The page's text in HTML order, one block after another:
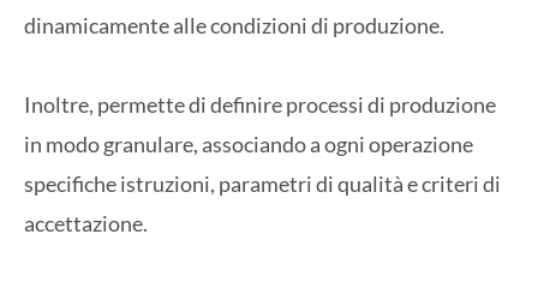
dinamicamente alle condizioni di produzione.
Inoltre, permette di definire processi di produzione
in modo granulare, associando a ogni operazione
specifiche istruzioni, parametri di qualità e criteri di
accettazione.